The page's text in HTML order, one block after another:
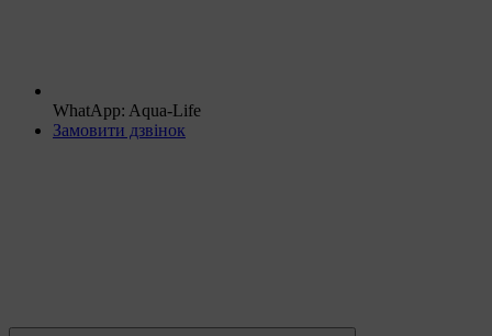
WhatApp: Aqua-Life
Замовити дзвінок